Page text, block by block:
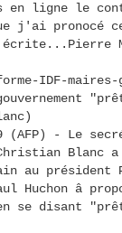
ligne le
j'ai pronocé
IDF-maires-
(AFP) - Le
Blanc a
au
Huchon â
se disant